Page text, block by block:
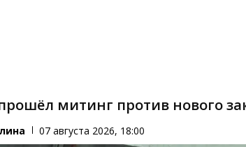
митинг против нового
07 августа 2026, 18:00